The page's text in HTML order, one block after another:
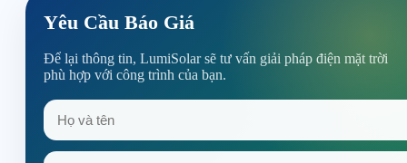
Yêu Cầu Báo Giá
Để lại thông tin, LumiSolar sẽ tư vấn giải pháp điện mặt trời
phù hợp với công trình của bạn.